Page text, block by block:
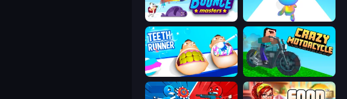
Bouncemasters Man Runner 2048
Teeth Runner Crazy Motorcycle